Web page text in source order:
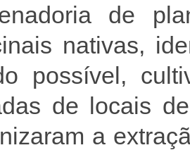
de
nativas,
possível,
de locais
a